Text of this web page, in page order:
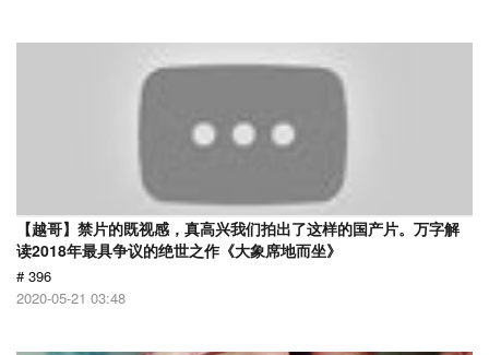
【越哥】禁片的既视感，真高兴我们拍出了这样的国产片。万字解
读2018年最具争议的绝世之作《大象席地而坐》
# 396
2020-05-21 03:48